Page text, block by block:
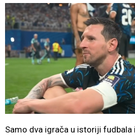
Samo dva igrača u istoriji fudbala